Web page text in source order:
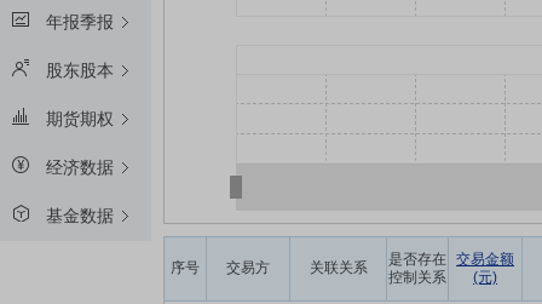
年报季报
股东股本
期货期权
经济数据
基金数据
序号 交易方 关联关系
是否存在
控制关系
交易金额
(元)